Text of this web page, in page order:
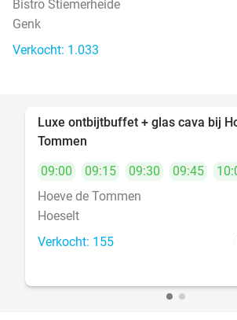
Bistro Stiemerheide
Genk
Verkocht: 1.033
Luxe ontbijtbuffet + glas cava bij
Tommen
09:00
09:15 09:30 09:45
Hoeve de Tommen
Hoeselt
Verkocht: 155